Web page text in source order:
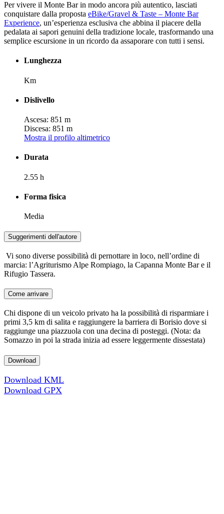
Per vivere il Monte Bar in modo ancora più autentico, lasciati
conquistare dalla proposta eBike/Gravel & Taste – Monte Bar
Experience, un’esperienza esclusiva che abbina il piacere della
pedalata ai sapori genuini della tradizione locale, trasformando una
semplice escursione in un ricordo da assaporare con tutti i sensi.
Lunghezza
Km
Dislivello
Ascesa: 851 m
Discesa: 851 m
Mostra il profilo altimetrico
Durata
2.55 h
Forma fisica
Media
Suggerimenti dell'autore
Vi sono diverse possibilità di pernottare in loco, nell’ordine di
marcia: l’Agriturismo Alpe Rompiago, la Capanna Monte Bar e il
Rifugio Tassera.
Come arrivare
Chi dispone di un veicolo privato ha la possibilità di risparmiare i
primi 3,5 km di salita e raggiungere la barriera di Borisio dove si
raggiunge una piazzuola con una decina di posteggi. (Nota: da
Somazzo in poi la strada inizia ad essere leggermente dissestata)
Download
Download KML
Download GPX